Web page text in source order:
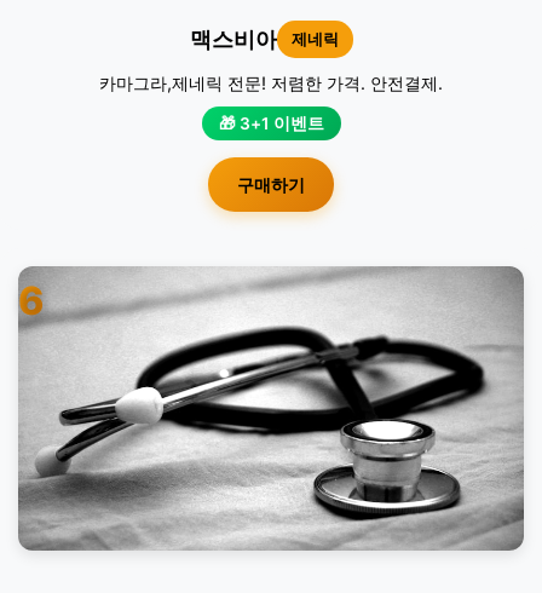
맥스비아 제네릭
카마그라,제네릭 전문! 저렴한 가격. 안전결제.
🎁 3+1 이벤트
구매하기
6